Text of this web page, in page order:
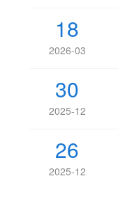
18
2026-03
30
2025-12
26
2025-12